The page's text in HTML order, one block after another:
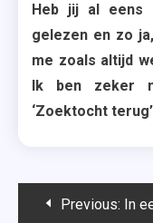
Heb jij al eens
gelezen en zo
me zoals altijd
Ik ben zeker
‘Zoektocht
Bericht
Previous: In een ander leven – Josie